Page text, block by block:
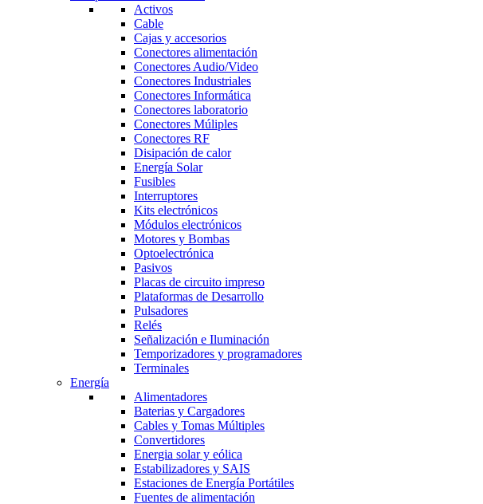
Activos
Cable
Cajas y accesorios
Conectores alimentación
Conectores Audio/Video
Conectores Industriales
Conectores Informática
Conectores laboratorio
Conectores Múliples
Conectores RF
Disipación de calor
Energía Solar
Fusibles
Interruptores
Kits electrónicos
Módulos electrónicos
Motores y Bombas
Optoelectrónica
Pasivos
Placas de circuito impreso
Plataformas de Desarrollo
Pulsadores
Relés
Señalización e Iluminación
Temporizadores y programadores
Terminales
Energía
Alimentadores
Baterias y Cargadores
Cables y Tomas Múltiples
Convertidores
Energia solar y eólica
Estabilizadores y SAIS
Estaciones de Energía Portátiles
Fuentes de alimentación